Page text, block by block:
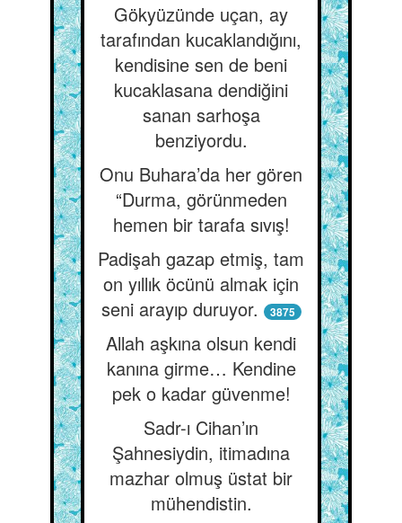
Gökyüzünde uçan, ay
tarafından kucaklandığını,
kendisine sen de beni
kucaklasana dendiğini
sanan sarhoşa
benziyordu.
Onu Buhara’da her gören
“Durma, görünmeden
hemen bir tarafa sıvış!
Padişah gazap etmiş, tam
on yıllık öcünü almak için
seni arayıp duruyor.
3875
Allah aşkına olsun kendi
kanına girme… Kendine
pek o kadar güvenme!
Sadr-ı Cihan’ın
Şahnesiydin, itimadına
mazhar olmuş üstat bir
mühendistin.